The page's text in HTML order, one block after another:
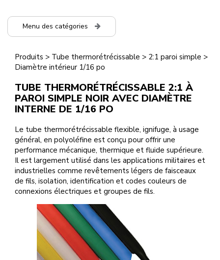
Menu des catégories
Produits > Tube thermorétrécissable > 2:1 paroi simple >
Diamètre intérieur 1/16 po
TUBE THERMORÉTRÉCISSABLE 2:1 À
PAROI SIMPLE NOIR AVEC DIAMÈTRE
INTERNE DE 1/16 PO
Le tube thermorétrécissable flexible, ignifuge, à usage
général, en polyoléfine est conçu pour offrir une
performance mécanique, thermique et fluide supérieure.
Il est largement utilisé dans les applications militaires et
industrielles comme revêtements légers de faisceaux
de fils, isolation, identification et codes couleurs de
connexions électriques et groupes de fils.